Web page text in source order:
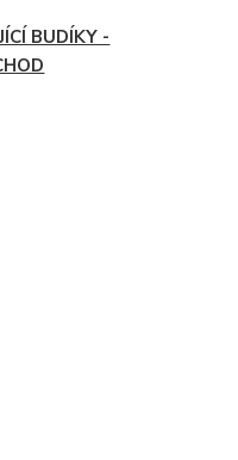
BUDÍKY -